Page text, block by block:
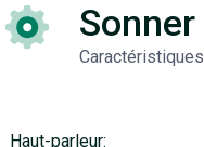
Sonner
Caractéristiques
Haut-parleur: